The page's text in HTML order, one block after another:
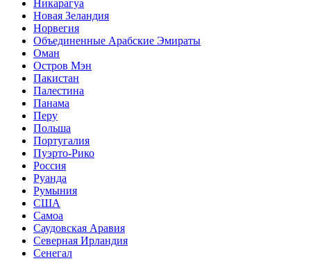
Никарагуа
Новая Зеландия
Норвегия
Объединенные Арабские Эмираты
Оман
Остров Мэн
Пакистан
Палестина
Панама
Перу
Польша
Португалия
Пуэрто-Рико
Россия
Руанда
Румыния
США
Самоа
Саудовская Аравия
Северная Ирландия
Сенегал